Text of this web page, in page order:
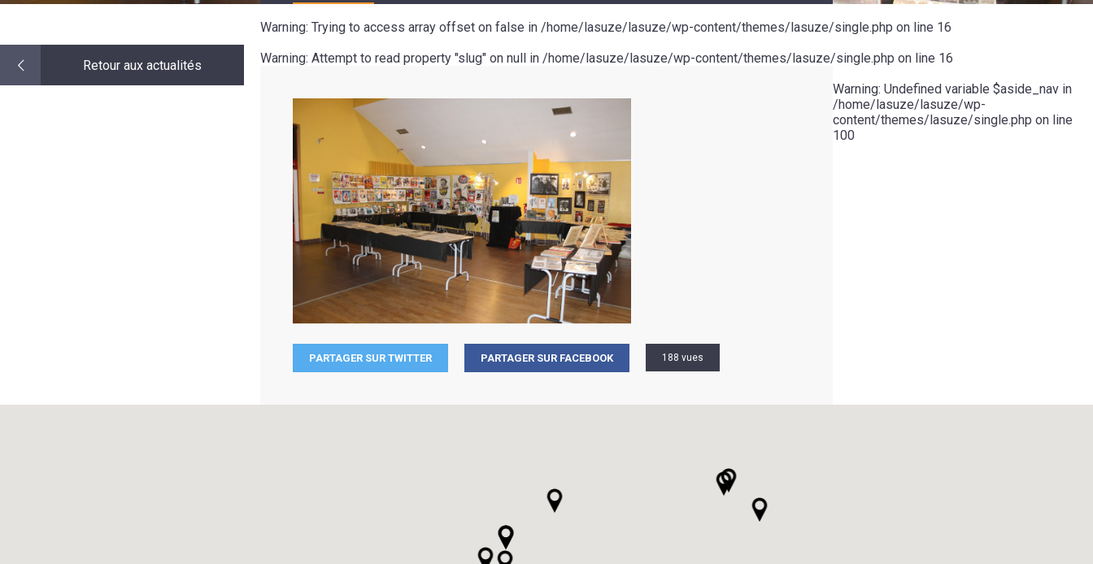
Retour aux actualités
Warning: Trying to access array offset on false in /home/lasuze/lasuze/wp-content/themes/lasuze/single.php on line 16
Warning: Attempt to read property "slug" on null in /home/lasuze/lasuze/wp-content/themes/lasuze/single.php on line 16
PARTAGER SUR TWITTER PARTAGER SUR FACEBOOK 188 vues
Warning: Undefined variable $aside_nav in
/home/lasuze/lasuze/wp-
content/themes/lasuze/single.php on line
100